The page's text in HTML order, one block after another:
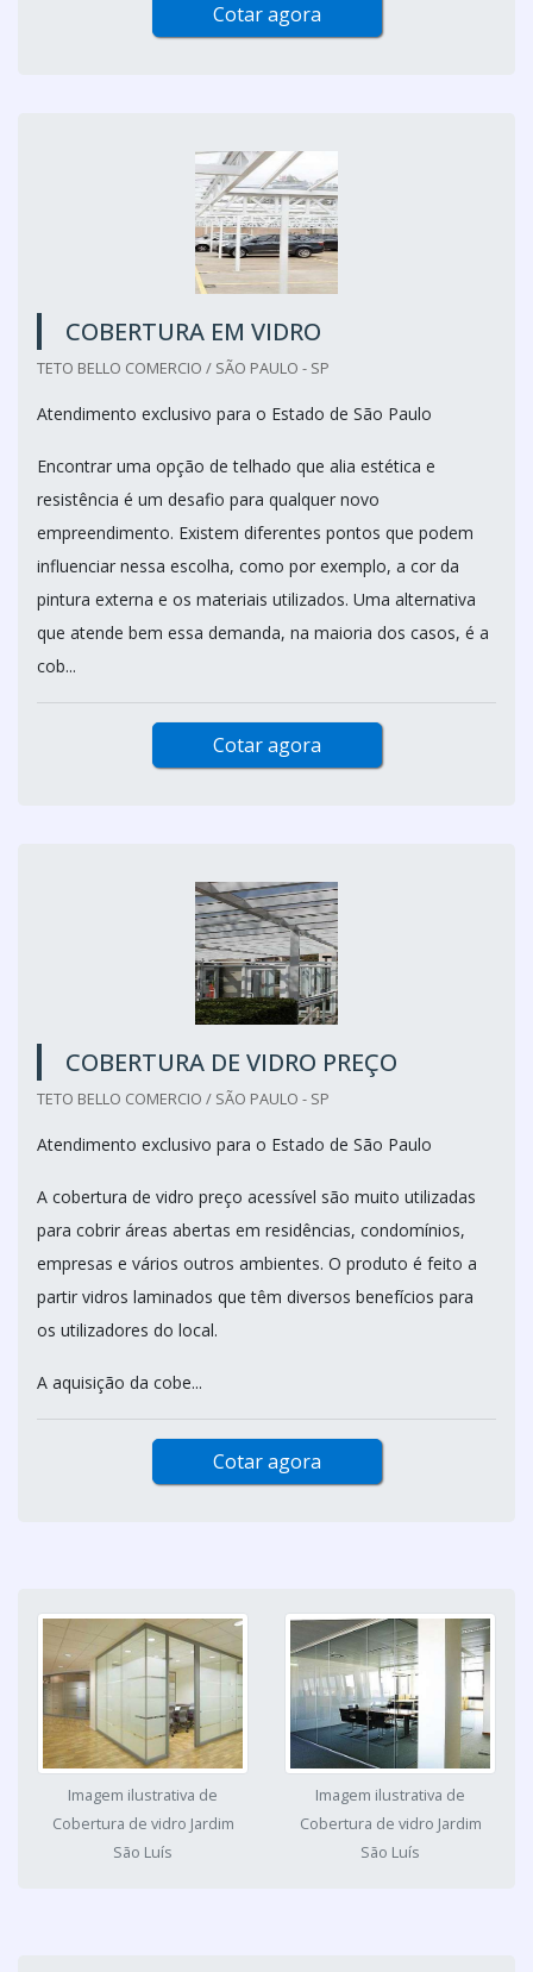
Cotar agora
COBERTURA EM VIDRO
TETO BELLO COMERCIO / SÃO PAULO - SP
Atendimento exclusivo para o Estado de São Paulo
Encontrar uma opção de telhado que alia estética e
resistência é um desafio para qualquer novo
empreendimento. Existem diferentes pontos que podem
influenciar nessa escolha, como por exemplo, a cor da
pintura externa e os materiais utilizados. Uma alternativa
que atende bem essa demanda, na maioria dos casos, é a
cob...
Cotar agora
COBERTURA DE VIDRO PREÇO
TETO BELLO COMERCIO / SÃO PAULO - SP
Atendimento exclusivo para o Estado de São Paulo
A cobertura de vidro preço acessível são muito utilizadas
para cobrir áreas abertas em residências, condomínios,
empresas e vários outros ambientes. O produto é feito a
partir vidros laminados que têm diversos benefícios para
os utilizadores do local.
A aquisição da cobe...
Cotar agora
Imagem ilustrativa de
Cobertura de vidro Jardim
São Luís
Imagem ilustrativa de
Cobertura de vidro Jardim
São Luís